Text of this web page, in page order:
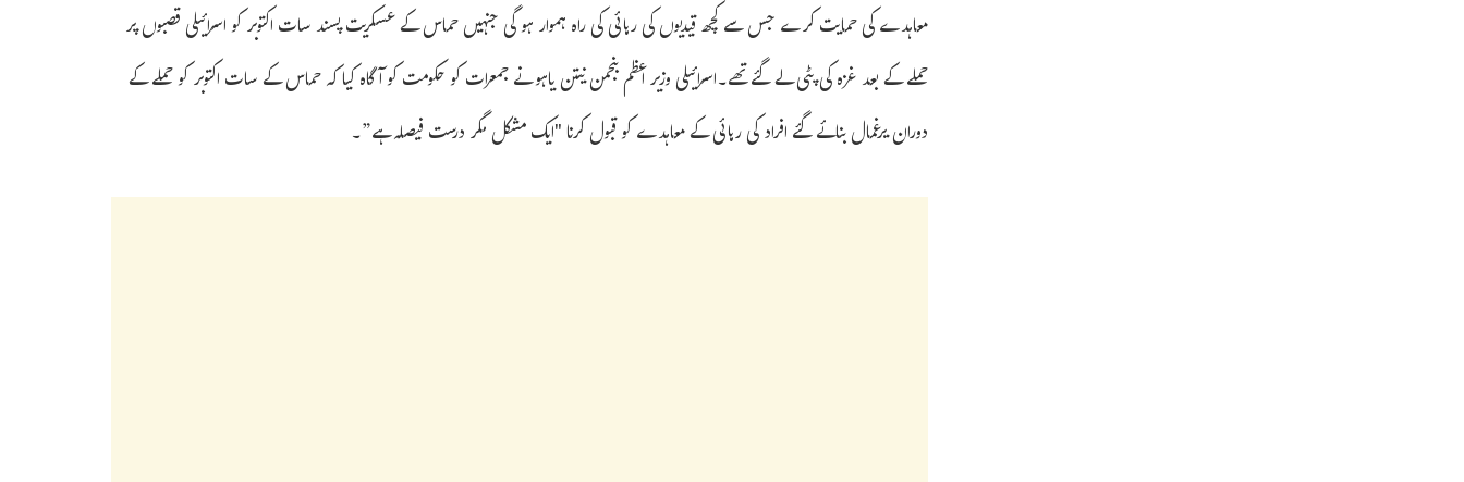
معاہدے کی حمایت کرے جس سے کچھ قیدیوں کی رہائی کی راہ ہموار ہو گی جنہیں حماس کے عسکریت پسند سات اکتوبر کو اسرائیلی قصبوں پر
حملے کے بعد غزہ کی پٹی لے گئے تھے۔اسرائیلی وزیر اعظم بنجمن نیتن یاہو نے جمعرات کو حکومت کو آگاہ کیا کہ حماس کے سات اکتوبر کو حملے کے
دوران یرغمال بنائے گئے افراد کی رہائی کے معاہدے کو قبول کرنا "ایک مشکل مگر درست فیصلہ ہے”۔